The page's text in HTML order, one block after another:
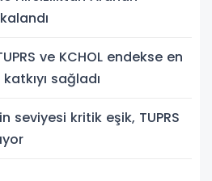
ve KCHOL endekse en
sağladı
seviyesi kritik eşik, TUPRS